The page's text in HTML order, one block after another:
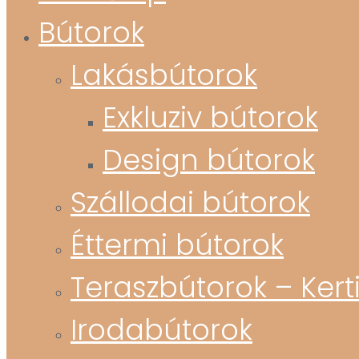
Bútorok
Lakásbútorok
Exkluziv bútorok
Design bútorok
Szállodai bútorok
Éttermi bútorok
Teraszbútorok –
Irodabútorok